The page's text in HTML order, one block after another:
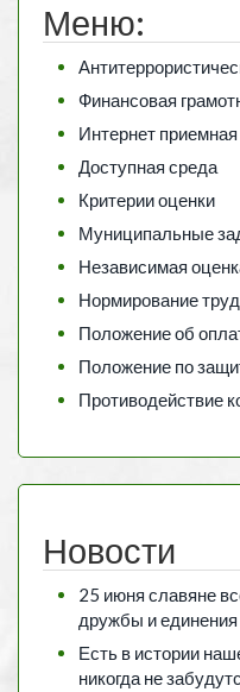
Меню:
Финансовая
Интернет приемная
Доступная среда
Критерии оценки
Муниципальные
Независимая
Нормирование
Положение об
Положение по
Противодействие
Новости
25 июня славяне
дружбы и единения
Есть в истории
никогда не